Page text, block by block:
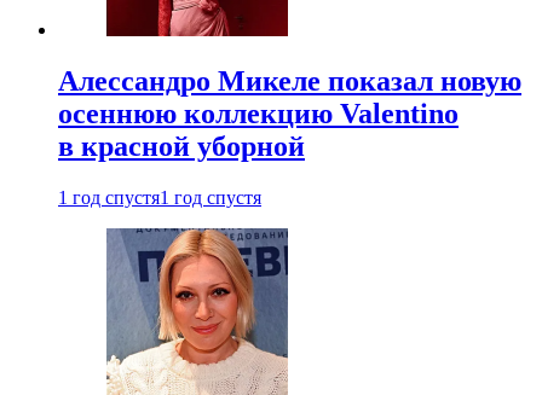
Алессандро Микеле показал новую
осеннюю коллекцию Valentino
в красной уборной
1 год спустя1 год спустя